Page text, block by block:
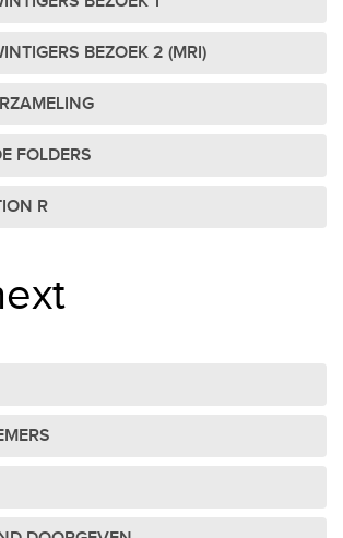
BEZOEK 2 (MRI)
FOLDERS
R